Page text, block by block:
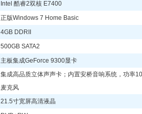
Intel 酷睿2双核 E7400
正版Windows 7 Home Basic
4GB DDRII
500GB SATA2
主板集成GeForce 9300显卡
集成高品质立体声声卡；内置安桥音响系统，功率
麦克风
21.5寸宽屏高清液晶